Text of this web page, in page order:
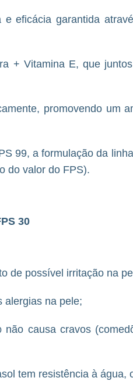
e eficácia garantida
+ Vitamina E, que
promovendo um
99, a formulação da
do valor do FPS).
30
de possível irritação na
alergias na pele;
causa cravos
tem resistência à